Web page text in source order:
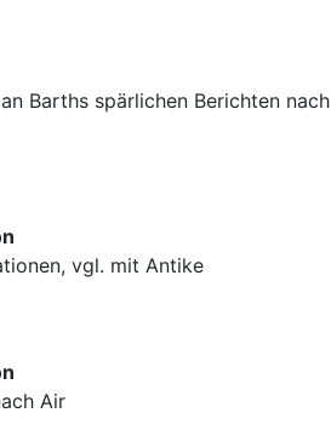
Barths spärlichen Berichten nach
vgl. mit Antike
Air